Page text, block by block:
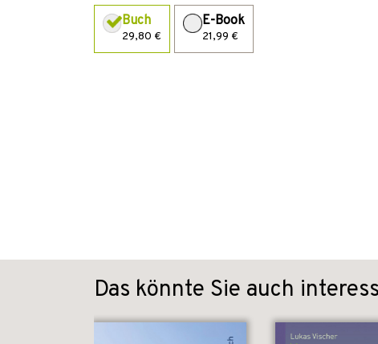
Buch
29,80 €
E-Book
21,99 €
Das könnte Sie auch